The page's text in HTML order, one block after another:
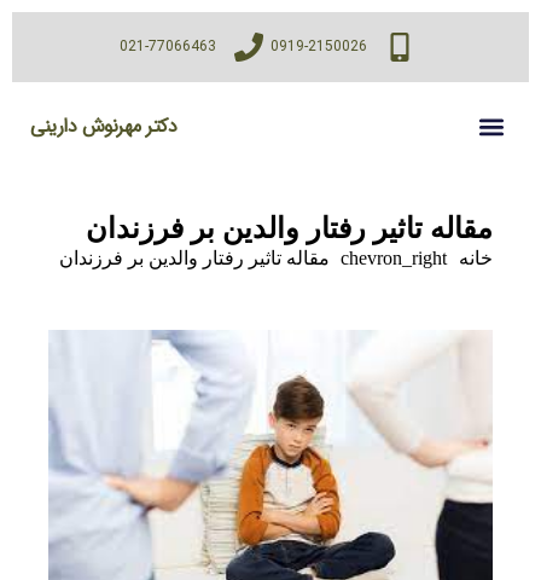
0919-2150026
021-77066463
دکتر مهرنوش دارینی
مقاله تاثیر رفتار والدین بر فرزندان
chevron_right مقاله تاثیر رفتار والدین بر فرزندان